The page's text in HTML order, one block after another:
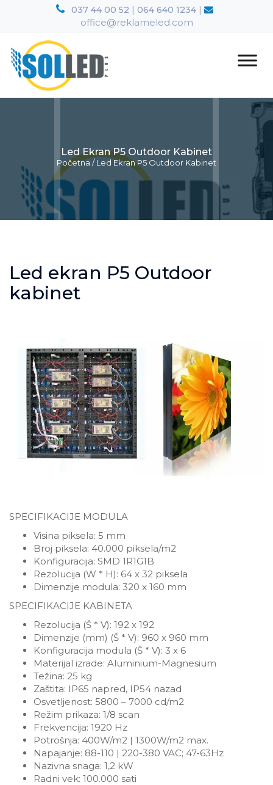
037 44 00 52 | 064 640 1234 |
office@reklameled.com
Led Ekran P5 Outdoor Kabinet
Početna / Led Ekran P5 Outdoor Kabinet
Led ekran P5 Outdoor
kabinet
SPECIFIKACIJE MODULA
Visina piksela: 5 mm
Broj piksela: 40.000 piksela/m2
Konfiguracija: SMD 1R1G1B
Rezolucija (W * H): 64 x 32 piksela
Dimenzije modula: 320 x 160 mm
SPECIFIKACIJE KABINETA
Rezolucija (Š * V): 192 x 192
Dimenzije (mm) (Š * V): 960 x 960 mm
Konfiguracija modula (Š * V): 3 x 6
Materijal izrade: Aluminium-Magnesium
Težina: 25 kg
Zaštita: IP65 napred, IP54 nazad
Osvetljenost: 5800 – 7000 cd/m2
Režim prikaza: 1/8 scan
Frekvencija: 1920 Hz
Potrošnja: 400W/m2 | 1300W/m2 max.
Napajanje: 88-110 | 220-380 VAC; 47-63Hz
Nazivna snaga: 1,2 kW
Radni vek: 100.000 sati